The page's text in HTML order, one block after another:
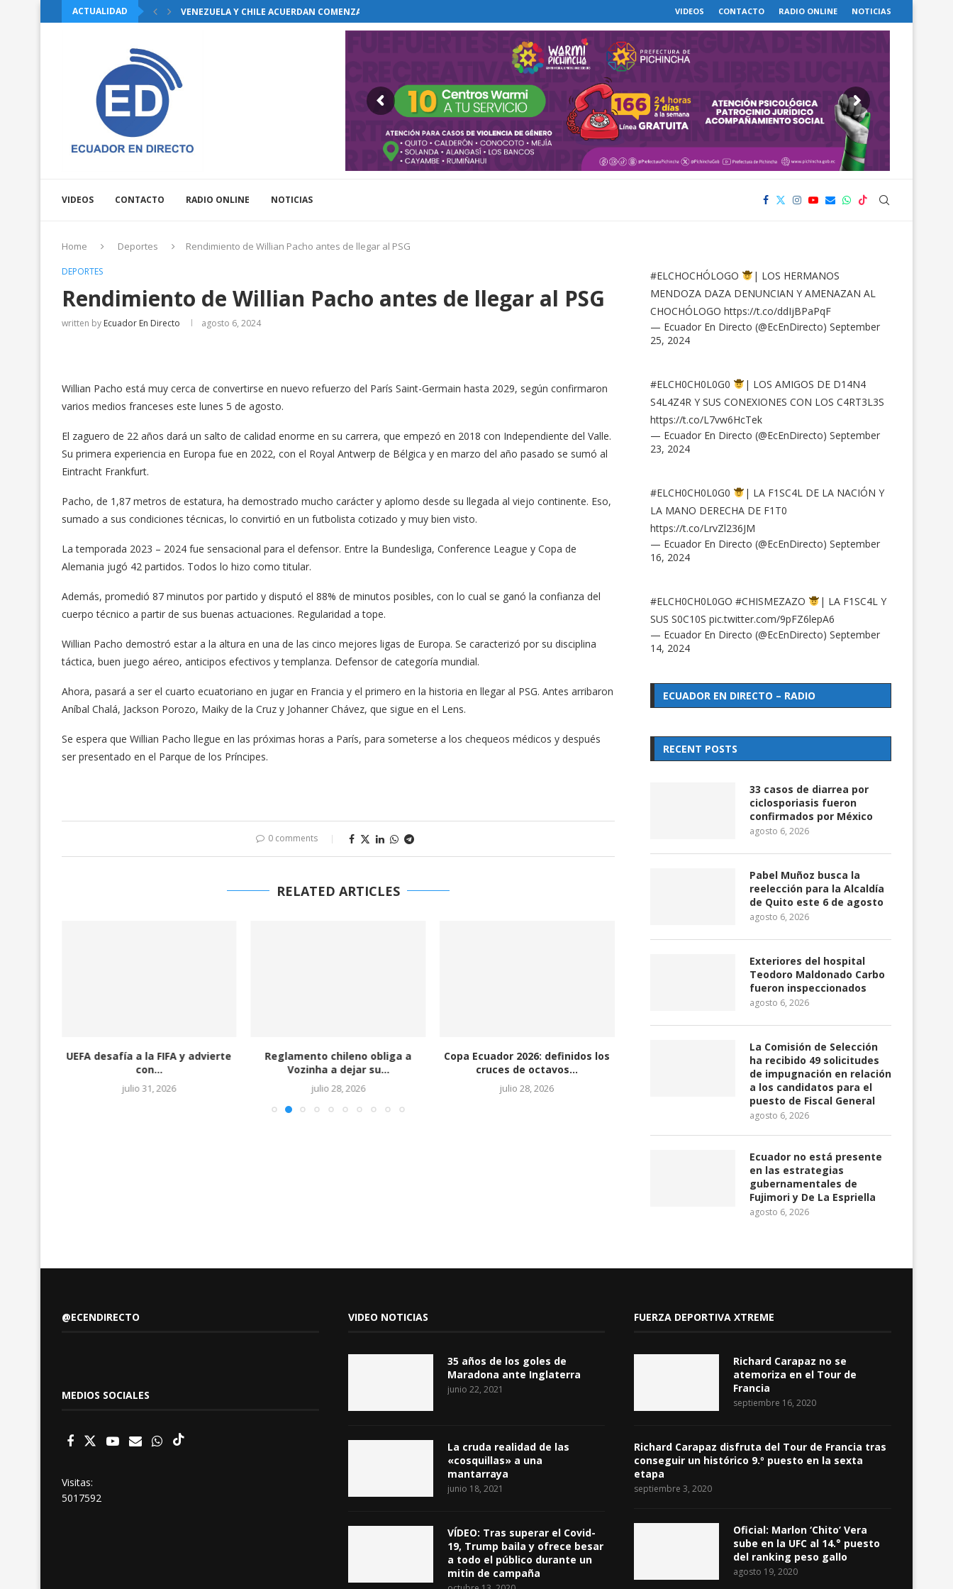
ACTUALIDAD
VENEZUELA Y CHILE ACUERDAN COMENZAR EL RESTABLECIMIENTO DE...
CINCO ALPINISTAS PERDIERON LA VIDA EN EL MONTE...
PUEBLOS DE AISLAMIENTO AFECTADOS POR LA MINERÍA ILEGAL...
JOSÉ JULIO NEIRA PASA DE 12 DELEGACIONES A...
CNE TRAMITA ANTE EL TCE LA DISOLUCIÓN Y...
BUKELE RECIBIDO POR TRUMP WN LA CASA BLANCA...
REFORMAS AL COOTAD: ASAMBLEA DEBATIRÁ ELIMINACIÓN DEL FUERO...
EL INEC INFORMÓ QUE LA CANASTA BÁSICA FAMILIAR...
VIDEOS CONTACTO RADIO ONLINE NOTICIAS
VIDEOS CONTACTO RADIO ONLINE NOTICIAS
Home Deportes Rendimiento de Willian Pacho antes de llegar al PSG
DEPORTES
Rendimiento de Willian Pacho antes de llegar al PSG
written by Ecuador En Directo agosto 6, 2024
Willian Pacho está muy cerca de convertirse en nuevo refuerzo del París Saint-Germain hasta 2029, según confirmaron
varios medios franceses este lunes 5 de agosto.
El zaguero de 22 años dará un salto de calidad enorme en su carrera, que empezó en 2018 con Independiente del Valle.
Su primera experiencia en Europa fue en 2022, con el Royal Antwerp de Bélgica y en marzo del año pasado se sumó al
Eintracht Frankfurt.
Pacho, de 1,87 metros de estatura, ha demostrado mucho carácter y aplomo desde su llegada al viejo continente. Eso,
sumado a sus condiciones técnicas, lo convirtió en un futbolista cotizado y muy bien visto.
La temporada 2023 – 2024 fue sensacional para el defensor. Entre la Bundesliga, Conference League y Copa de
Alemania jugó 42 partidos. Todos lo hizo como titular.
Además, promedió 87 minutos por partido y disputó el 88% de minutos posibles, con lo cual se ganó la confianza del
cuerpo técnico a partir de sus buenas actuaciones. Regularidad a tope.
Willian Pacho demostró estar a la altura en una de las cinco mejores ligas de Europa. Se caracterizó por su disciplina
táctica, buen juego aéreo, anticipos efectivos y templanza. Defensor de categoría mundial.
Ahora, pasará a ser el cuarto ecuatoriano en jugar en Francia y el primero en la historia en llegar al PSG. Antes arribaron
Aníbal Chalá, Jackson Porozo, Maiky de la Cruz y Johanner Chávez, que sigue en el Lens.
Se espera que Willian Pacho llegue en las próximas horas a París, para someterse a los chequeos médicos y después
ser presentado en el Parque de los Príncipes.
0 comments
RELATED ARTICLES
UEFA desafía a la FIFA y advierte
con...
julio 31, 2026
Reglamento chileno obliga a
Vozinha a dejar su...
julio 28, 2026
Copa Ecuador 2026: definidos los
cruces de octavos...
julio 28, 2026
Richard Carapaz llevará el maillot
de puntos en...
LigaPro 2026:
Valle domina el
#ELCHOCHÓLOGO
| LOS HERMANOS
MENDOZA DAZA DENUNCIAN Y AMENAZAN AL
CHOCHÓLOGO https://t.co/ddIjBPaPqF
— Ecuador En Directo (@EcEnDirecto) September
25, 2024
#ELCH0CH0L0G0
| LOS AMIGOS DE D14N4
S4L4Z4R Y SUS CONEXIONES CON LOS C4RT3L3S
https://t.co/L7vw6HcTek
— Ecuador En Directo (@EcEnDirecto) September
23, 2024
#ELCH0CH0L0G0
| LA F1SC4L DE LA NACIÓN Y
LA MANO DERECHA DE F1T0
https://t.co/LrvZl236JM
— Ecuador En Directo (@EcEnDirecto) September
16, 2024
#ELCH0CH0L0GO #CHISMEZAZO
| LA F1SC4L Y
SUS S0C10S pic.twitter.com/9pFZ6lepA6
— Ecuador En Directo (@EcEnDirecto) September
14, 2024
ECUADOR EN DIRECTO – RADIO
RECENT POSTS
33 casos de diarrea por
ciclosporiasis fueron
confirmados por México
agosto 6, 2026
Pabel Muñoz busca la
reelección para la Alcaldía
de Quito este 6 de agosto
agosto 6, 2026
Exteriores del hospital
Teodoro Maldonado Carbo
fueron inspeccionados
agosto 6, 2026
La Comisión de Selección
ha recibido 49 solicitudes
de impugnación en relación
a los candidatos para el
puesto de Fiscal General
agosto 6, 2026
Ecuador no está presente
en las estrategias
gubernamentales de
Fujimori y De La Espriella
agosto 6, 2026
@ECENDIRECTO
MEDIOS SOCIALES
Visitas:
5017592
VIDEO NOTICIAS
35 años de los goles de
Maradona ante Inglaterra
junio 22, 2021
La cruda realidad de las
«cosquillas» a una
mantarraya
junio 18, 2021
VÍDEO: Tras superar el Covid-
19, Trump baila y ofrece besar
a todo el público durante un
mitin de campaña
FUERZA DEPORTIVA XTREME
Richard Carapaz no se
atemoriza en el Tour de
Francia
septiembre 16, 2020
Richard Carapaz disfruta del Tour de Francia tras
conseguir un histórico 9.º puesto en la sexta
etapa
septiembre 3, 2020
Oficial: Marlon ‘Chito’ Vera
sube en la UFC al 14.° puesto
del ranking peso gallo
agosto 19, 2020